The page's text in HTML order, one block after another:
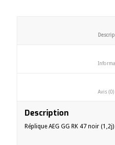
Description
Réplique AEG GG RK 47 noir (1,2j)